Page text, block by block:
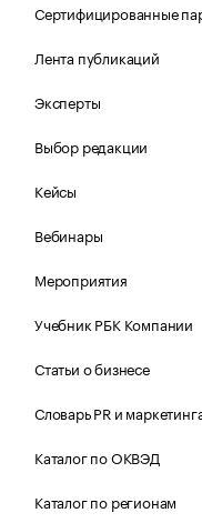
Сертифицированные
Лента публикаций
Эксперты
Выбор редакции
Кейсы
Вебинары
Мероприятия
Учебник РБК Компании
Статьи о бизнесе
Словарь PR и
Каталог по ОКВЭД
Каталог по регионам